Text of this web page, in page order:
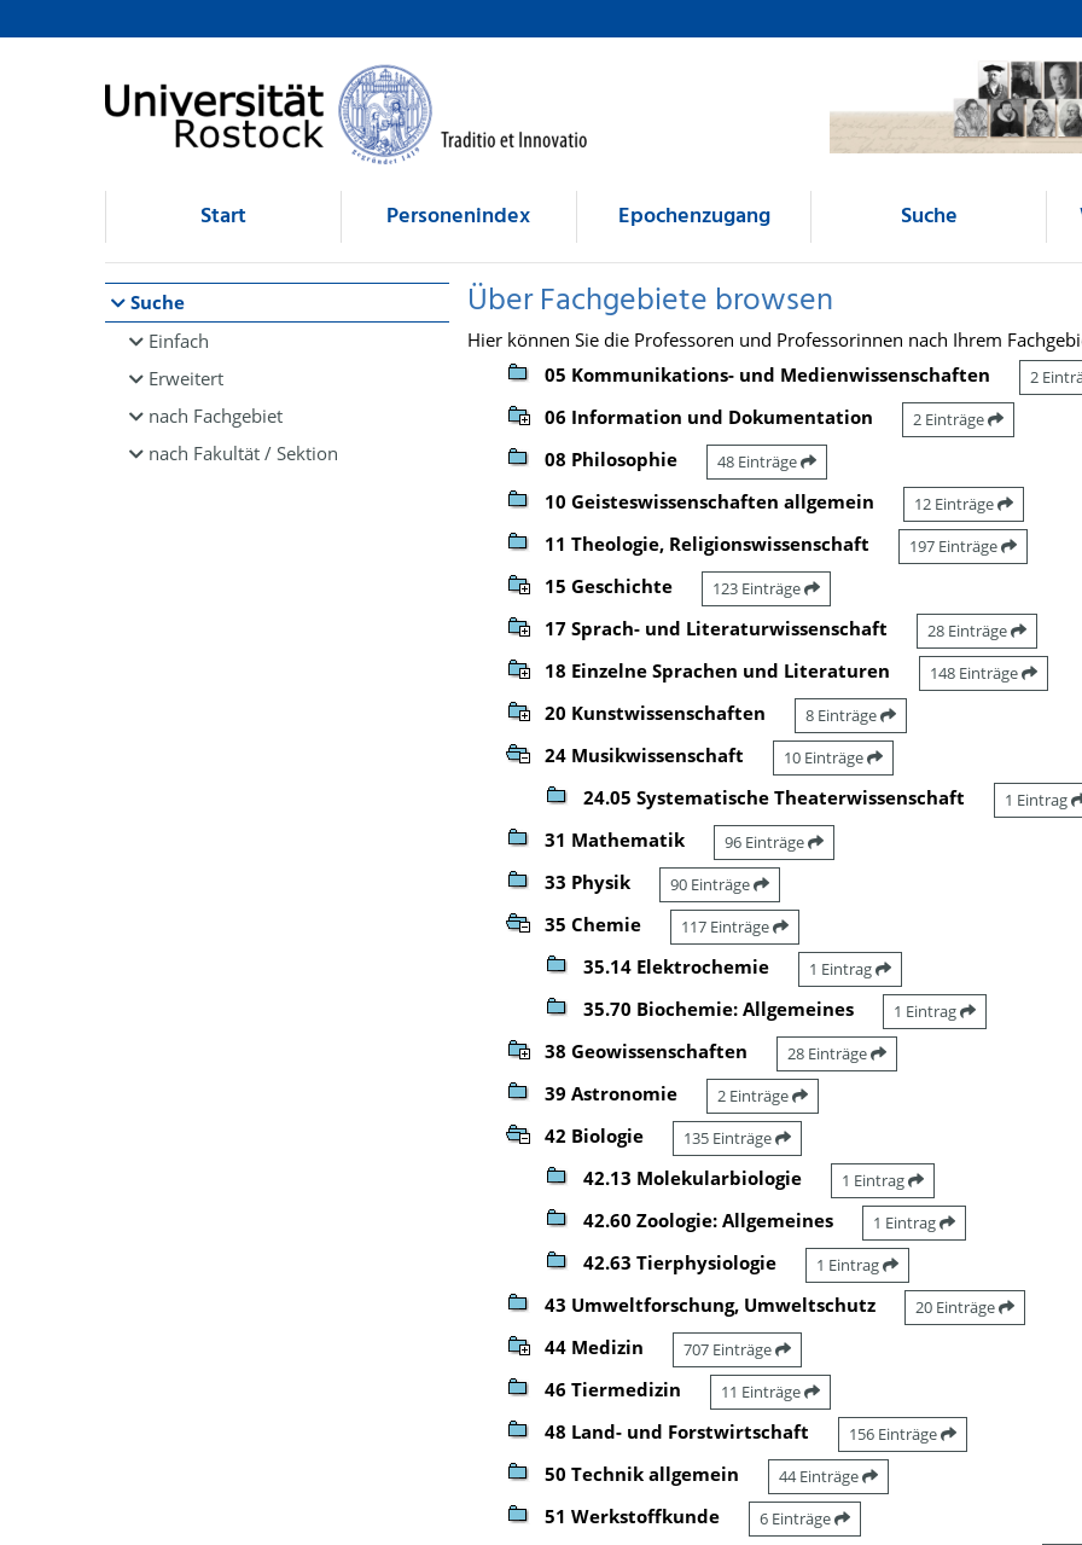
Browsen
direkt zum Inhalt
Start Personenindex Epochenzugang Suche
Suche
Einfach
Erweitert
nach Fachgebiet
nach Fakultät / Sektion
Über Fachgebiete browsen
Hier können Sie die Professoren und Professorinnen nach Ihrem
05 Kommunikations- und Medienwissenschaften
2
06 Information und Dokumentation 2 Einträge
08 Philosophie 48 Einträge
10 Geisteswissenschaften allgemein 12 Einträge
11 Theologie, Religionswissenschaft 197 Einträge
15 Geschichte 123 Einträge
17 Sprach- und Literaturwissenschaft 28 Einträge
18 Einzelne Sprachen und Literaturen 148 Einträge
20 Kunstwissenschaften 8 Einträge
24 Musikwissenschaft 10 Einträge
24.05 Systematische Theaterwissenschaft 1 Eintrag
31 Mathematik 96 Einträge
33 Physik 90 Einträge
35 Chemie 117 Einträge
35.14 Elektrochemie 1 Eintrag
35.70 Biochemie: Allgemeines 1 Eintrag
38 Geowissenschaften 28 Einträge
39 Astronomie 2 Einträge
42 Biologie 135 Einträge
42.13 Molekularbiologie 1 Eintrag
42.60 Zoologie: Allgemeines 1 Eintrag
42.63 Tierphysiologie 1 Eintrag
43 Umweltforschung, Umweltschutz 20 Einträge
44 Medizin 707 Einträge
46 Tiermedizin 11 Einträge
48 Land- und Forstwirtschaft 156 Einträge
50 Technik allgemein 44 Einträge
51 Werkstoffkunde 6 Einträge